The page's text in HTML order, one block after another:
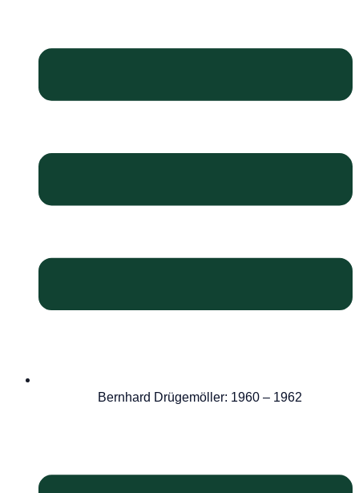
Bernhard Drügemöller: 1960 – 1962